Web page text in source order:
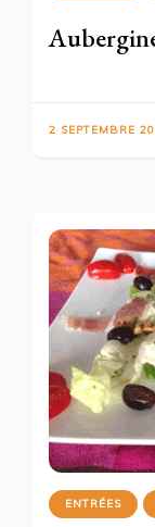
2 SEPTEMBRE
ENTRÉES